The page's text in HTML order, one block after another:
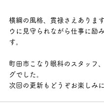
横綱の風格、貫禄さえありま
ウに見守られながら仕事に励
す。
町田市こなり眼科のスタッフ
グでした。
次回の更新もどうぞお楽しみに